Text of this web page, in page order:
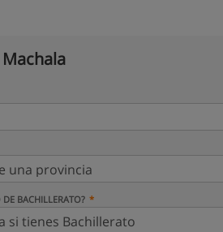
DE BACHILLERATO?